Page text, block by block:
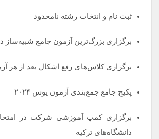
ثبت نام و انتخاب رشته نا‌محدود
برگزاری بزرگ‌ترین آزمون جامع شبیه‌ساز
برگزاری کلاس‌های رفع اشکال بعد از هر
پکیج جامع جمع‌بندی آزمون یوس ۲۰۲۴
دانشگاه‌های ترکیه